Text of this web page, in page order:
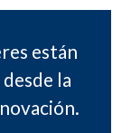
están
la